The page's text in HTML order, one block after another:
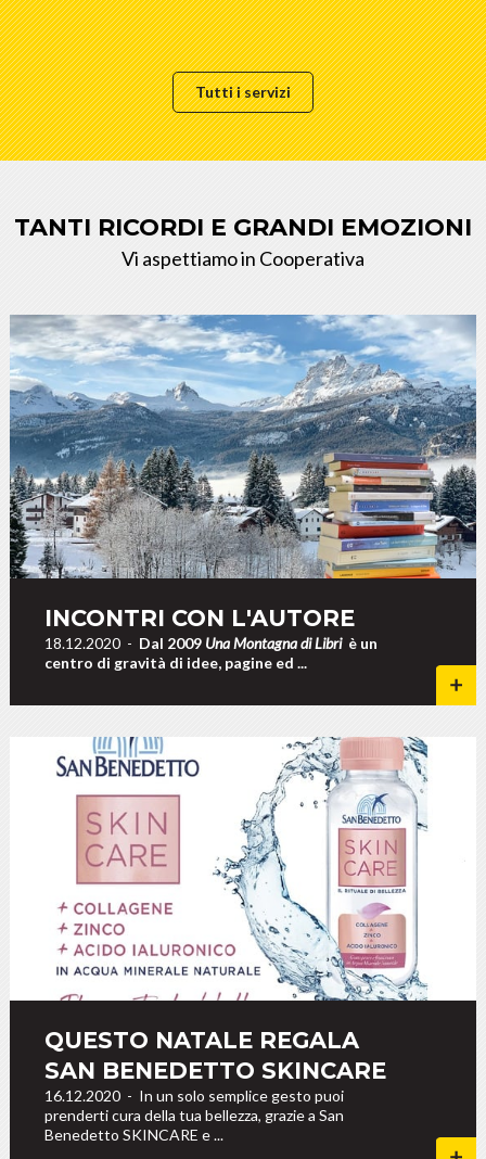
Tutti i servizi
TANTI RICORDI E GRANDI EMOZIONI
Vi aspettiamo in Cooperativa
INCONTRI CON L'AUTORE
18.12.2020 - Dal 2009 Una Montagna di Libriè un
centro di gravità di idee, pagine ed ...
QUESTO NATALE REGALA
SAN BENEDETTO SKINCARE
16.12.2020 - In un solo semplice gesto puoi
prenderti cura della tua bellezza, grazie a San
Benedetto SKINCARE e ...